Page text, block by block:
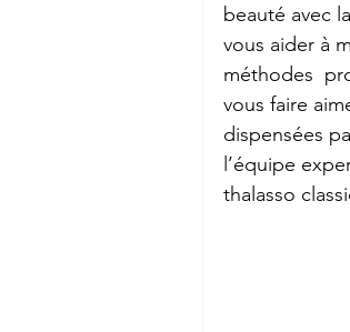
beauté avec
vous aider à
méthodes
vous faire
dispensées
l’équipe
thalasso